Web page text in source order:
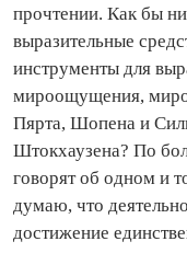
прочтении. Как бы
выразительные
инструменты для
мироощущения,
Пярта, Шопена и
Штокхаузена? По
говорят об одном и
думаю, что
достижение